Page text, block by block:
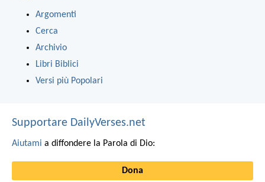
Argomenti
Cerca
Archivio
Libri Biblici
Versi più Popolari
Supportare DailyVerses.net
Aiutami a diffondere la Parola di Dio:
Dona